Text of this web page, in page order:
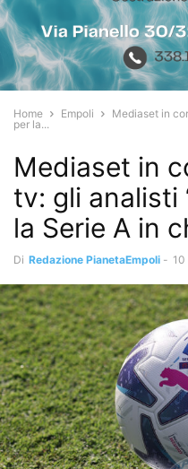
Home Empoli
Mediaset in
per la...
Mediaset in
tv: gli analisti
la Serie A in
Di Redazione PianetaEmpoli -